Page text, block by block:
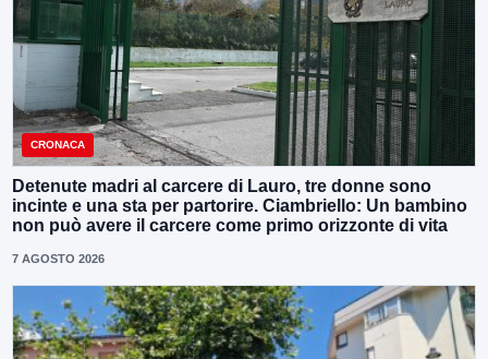
CRONACA
Detenute madri al carcere di Lauro, tre donne sono
incinte e una sta per partorire. Ciambriello: Un bambino
non può avere il carcere come primo orizzonte di vita
7 AGOSTO 2026